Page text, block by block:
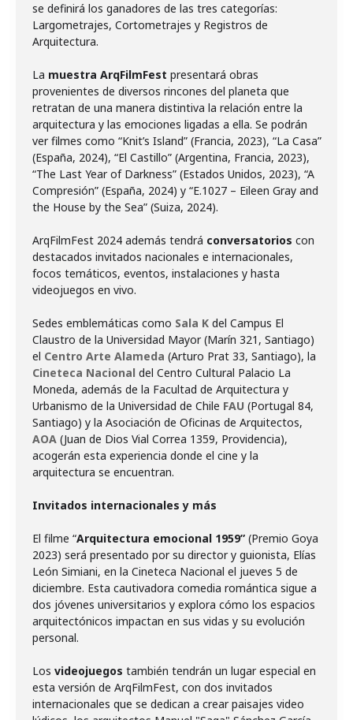
se definirá los ganadores de las tres categorías:
Largometrajes, Cortometrajes y Registros de
Arquitectura.
La muestra ArqFilmFest presentará obras
provenientes de diversos rincones del planeta que
retratan de una manera distintiva la relación entre la
arquitectura y las emociones ligadas a ella. Se podrán
ver filmes como “Knit’s Island” (Francia, 2023), “La Casa”
(España, 2024), “El Castillo” (Argentina, Francia, 2023),
“The Last Year of Darkness” (Estados Unidos, 2023), “A
Compresión” (España, 2024) y “E.1027 – Eileen Gray and
the House by the Sea” (Suiza, 2024).
ArqFilmFest 2024 además tendrá conversatorios con
destacados invitados nacionales e internacionales,
focos temáticos, eventos, instalaciones y hasta
videojuegos en vivo.
Sedes emblemáticas como Sala K del Campus El
Claustro de la Universidad Mayor (Marín 321, Santiago)
el Centro Arte Alameda (Arturo Prat 33, Santiago), la
Cineteca Nacional del Centro Cultural Palacio La
Moneda, además de la Facultad de Arquitectura y
Urbanismo de la Universidad de Chile FAU (Portugal 84,
Santiago) y la Asociación de Oficinas de Arquitectos,
AOA (Juan de Dios Vial Correa 1359, Providencia),
acogerán esta experiencia donde el cine y la
arquitectura se encuentran.
Invitados internacionales y más
El filme “Arquitectura emocional 1959” (Premio Goya
2023) será presentado por su director y guionista, Elías
León Simiani, en la Cineteca Nacional el jueves 5 de
diciembre. Esta cautivadora comedia romántica sigue a
dos jóvenes universitarios y explora cómo los espacios
arquitectónicos impactan en sus vidas y su evolución
personal.
Los videojuegos también tendrán un lugar especial en
esta versión de ArqFilmFest, con dos invitados
internacionales que se dedican a crear paisajes video